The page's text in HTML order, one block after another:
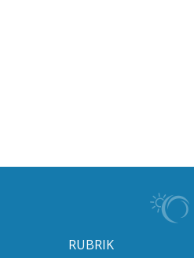
RUBRIK